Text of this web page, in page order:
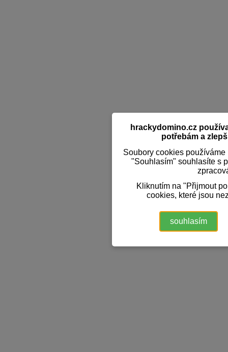
hrackydomino.cz
potřebám a
Soubory cookies
"Souhlasím" souhlasíte s
Kliknutím na "Přijmout
cookies, které jsou
souhlasím